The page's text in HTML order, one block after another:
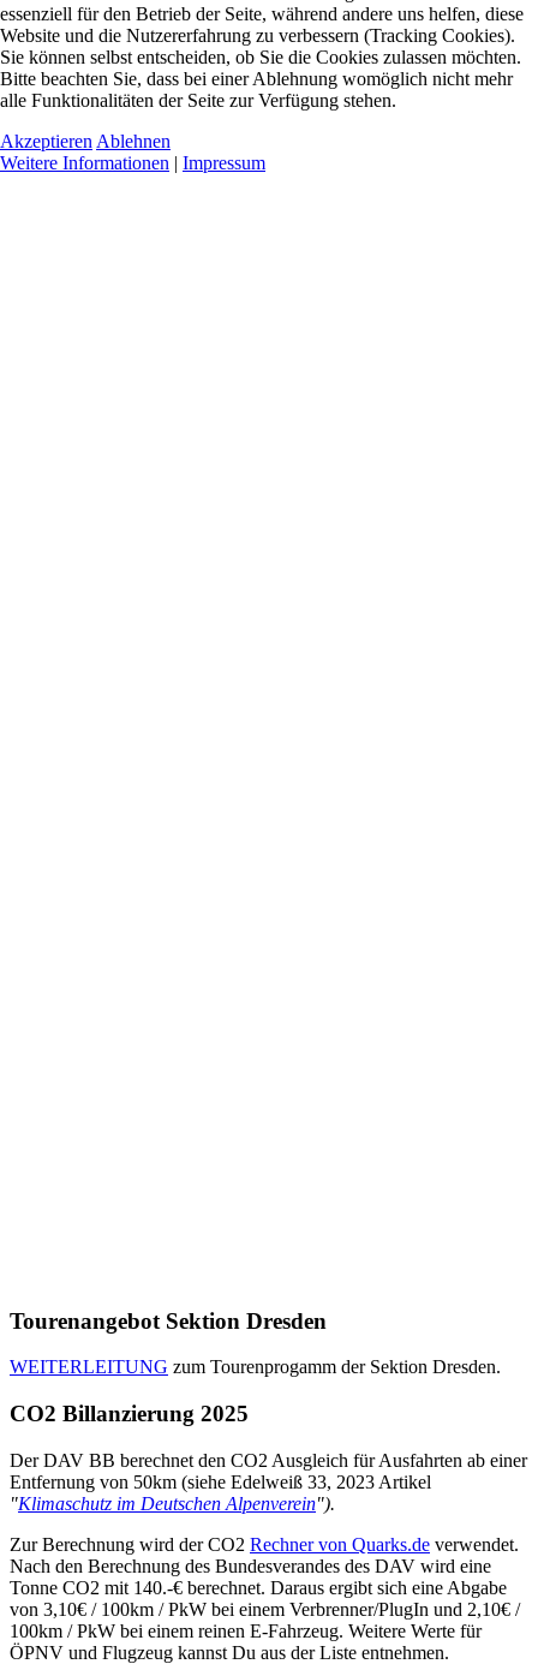
Tourenangebot Sektion Dresden
WEITERLEITUNG zum Tourenprogamm der Sektion Dresden.
CO2 Billanzierung 2025
Der DAV BB berechnet den CO2 Ausgleich für Ausfahrten ab einer
Entfernung von 50km (siehe Edelweiß 33, 2023 Artikel
"Klimaschutz im Deutschen Alpenverein").
Zur Berechnung wird der CO2 Rechner von Quarks.de verwendet.
Nach den Berechnung des Bundesverandes des DAV wird eine
Tonne CO2 mit 140.-€ berechnet. Daraus ergibt sich eine Abgabe
von 3,10€ / 100km / PkW bei einem Verbrenner/PlugIn und 2,10€ /
100km / PkW bei einem reinen E-Fahrzeug. Weitere Werte für
ÖPNV und Flugzeug kannst Du aus der Liste entnehmen.
essenziell für den Betrieb der Seite, während andere uns helfen, diese
Website und die Nutzererfahrung zu verbessern (Tracking Cookies).
Sie können selbst entscheiden, ob Sie die Cookies zulassen möchten.
Bitte beachten Sie, dass bei einer Ablehnung womöglich nicht mehr
alle Funktionalitäten der Seite zur Verfügung stehen.
Akzeptieren Ablehnen
Weitere Informationen | Impressum